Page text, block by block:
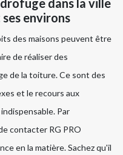
dans la ville
ses environs
des maisons peuvent être
de réaliser des
de la toiture. Ce sont des
et le recours aux
Par
contacter RG PRO
en la matière. Sachez qu'il